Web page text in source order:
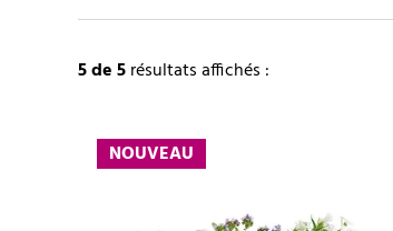
5de 5résultats affichés :
NOUVEAU